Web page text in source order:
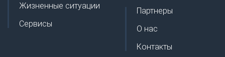
Жизненные ситуации
Сервисы
Партнеры
О нас
Контакты